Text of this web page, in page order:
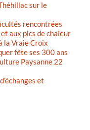
sur le
rencontrées
aux pics de chaleur
la Vraie Croix
fête ses 300 ans
Paysanne 22
et